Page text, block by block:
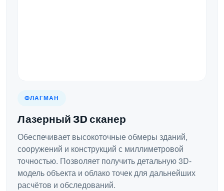
ФЛАГМАН
Лазерный 3D сканер
Обеспечивает высокоточные обмеры зданий,
сооружений и конструкций с миллиметровой
точностью. Позволяет получить детальную 3D-
модель объекта и облако точек для дальнейших
расчётов и обследований.